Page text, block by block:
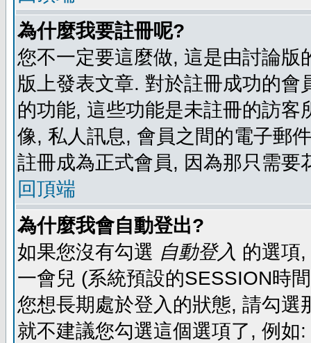
為什麼我要註冊呢?
您不一定要這麼做, 這是由討論
版上發表文章. 對於註冊成功的
的功能, 這些功能是未註冊的訪
像, 私人訊息, 會員之間的電子郵
註冊成為正式會員, 因為那只需要
回頂端
為什麼我會自動登出?
如果您沒有勾選 自動登入 的選項
一會兒 (系統預設的SESSION時
您想長期處於登入的狀態, 請勾
就不建議您勾選這個選項了, 例